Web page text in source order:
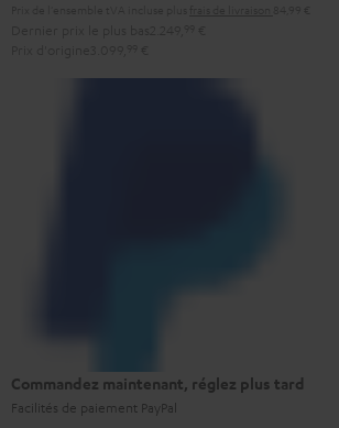
Commandez maintenant, réglez plus tard
Facilités de paiement PayPal